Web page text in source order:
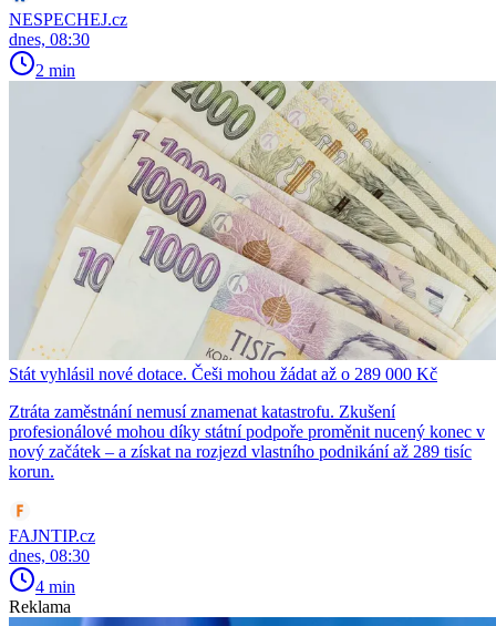
NESPECHEJ.cz
dnes, 08:30
2 min
Stát vyhlásil nové dotace. Češi mohou žádat až o 289 000 Kč
Ztráta zaměstnání nemusí znamenat katastrofu. Zkušení
profesionálové mohou díky státní podpoře proměnit nucený konec v
nový začátek – a získat na rozjezd vlastního podnikání až 289 tisíc
korun.
FAJNTIP.cz
dnes, 08:30
4 min
Reklama